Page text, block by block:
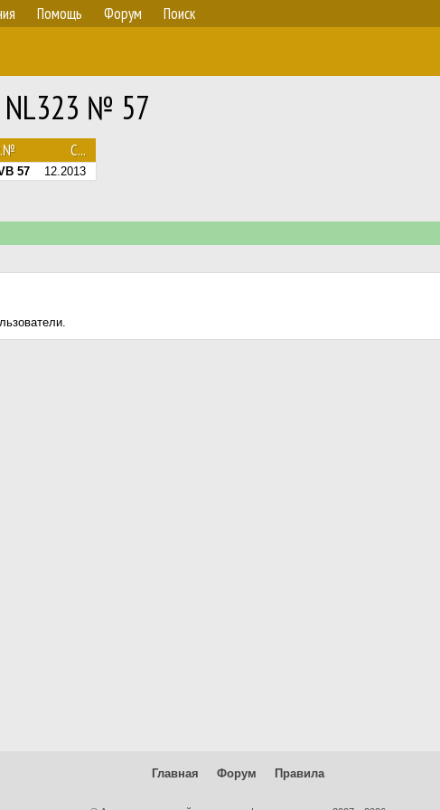
Помощь Форум Поиск
NL323 № 57
С...
57 12.2013
Главная Форум Правила